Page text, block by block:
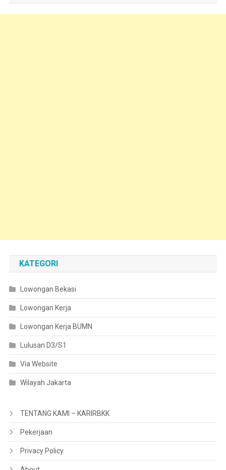
KATEGORI
Lowongan Bekasi
Lowongan Kerja
Lowongan Kerja BUMN
Lulusan D3/S1
Via Website
Wilayah Jakarta
TENTANG KAMI – KARIRBKK
Pekerjaan
Privacy Policy